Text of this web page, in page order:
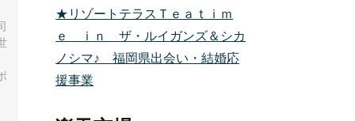
★リゾートテラスＴｅａｔｉｍ
ｅ ｉｎ ザ・ルイガンズ＆シカ
ノシマ♪ 福岡県出会い・結婚応
援事業